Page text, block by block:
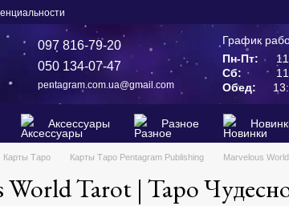
097 816-79-20
050 134-07-47
pentagram.com.ua@gmail.com
График
Пн-Пт:
Сб:
Обед:
Аксессуары Разное
Карты Таро Карты Таро Pentagram Publishing Marvelous
World Tarot | Таро